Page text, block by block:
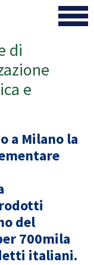
di
e
a Milano la
del
700mila
italiani.